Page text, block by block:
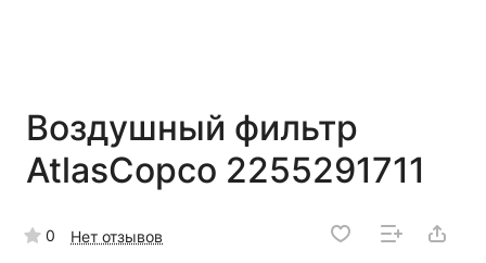
Воздушный фильтр
AtlasCopco 2255291711
0 Нет отзывов